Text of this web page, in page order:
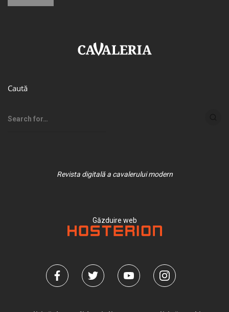
Caută
Revista digitală a cavalerului modern
Găzduire web